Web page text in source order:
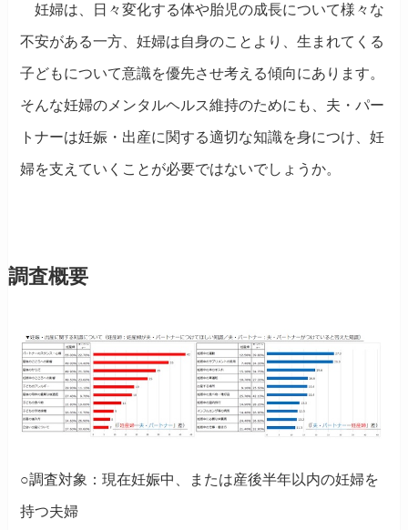
妊婦は、日々変化する体や胎児の成長について様々な
不安がある一方、妊婦は自身のことより、生まれてくる
子どもについて意識を優先させ考える傾向にあります。
そんな妊婦のメンタルヘルス維持のためにも、夫・パー
トナーは妊娠・出産に関する適切な知識を身につけ、妊
婦を支えていくことが必要ではないでしょうか。
調査概要
○調査対象：現在妊娠中、または産後半年以内の妊婦を
持つ夫婦